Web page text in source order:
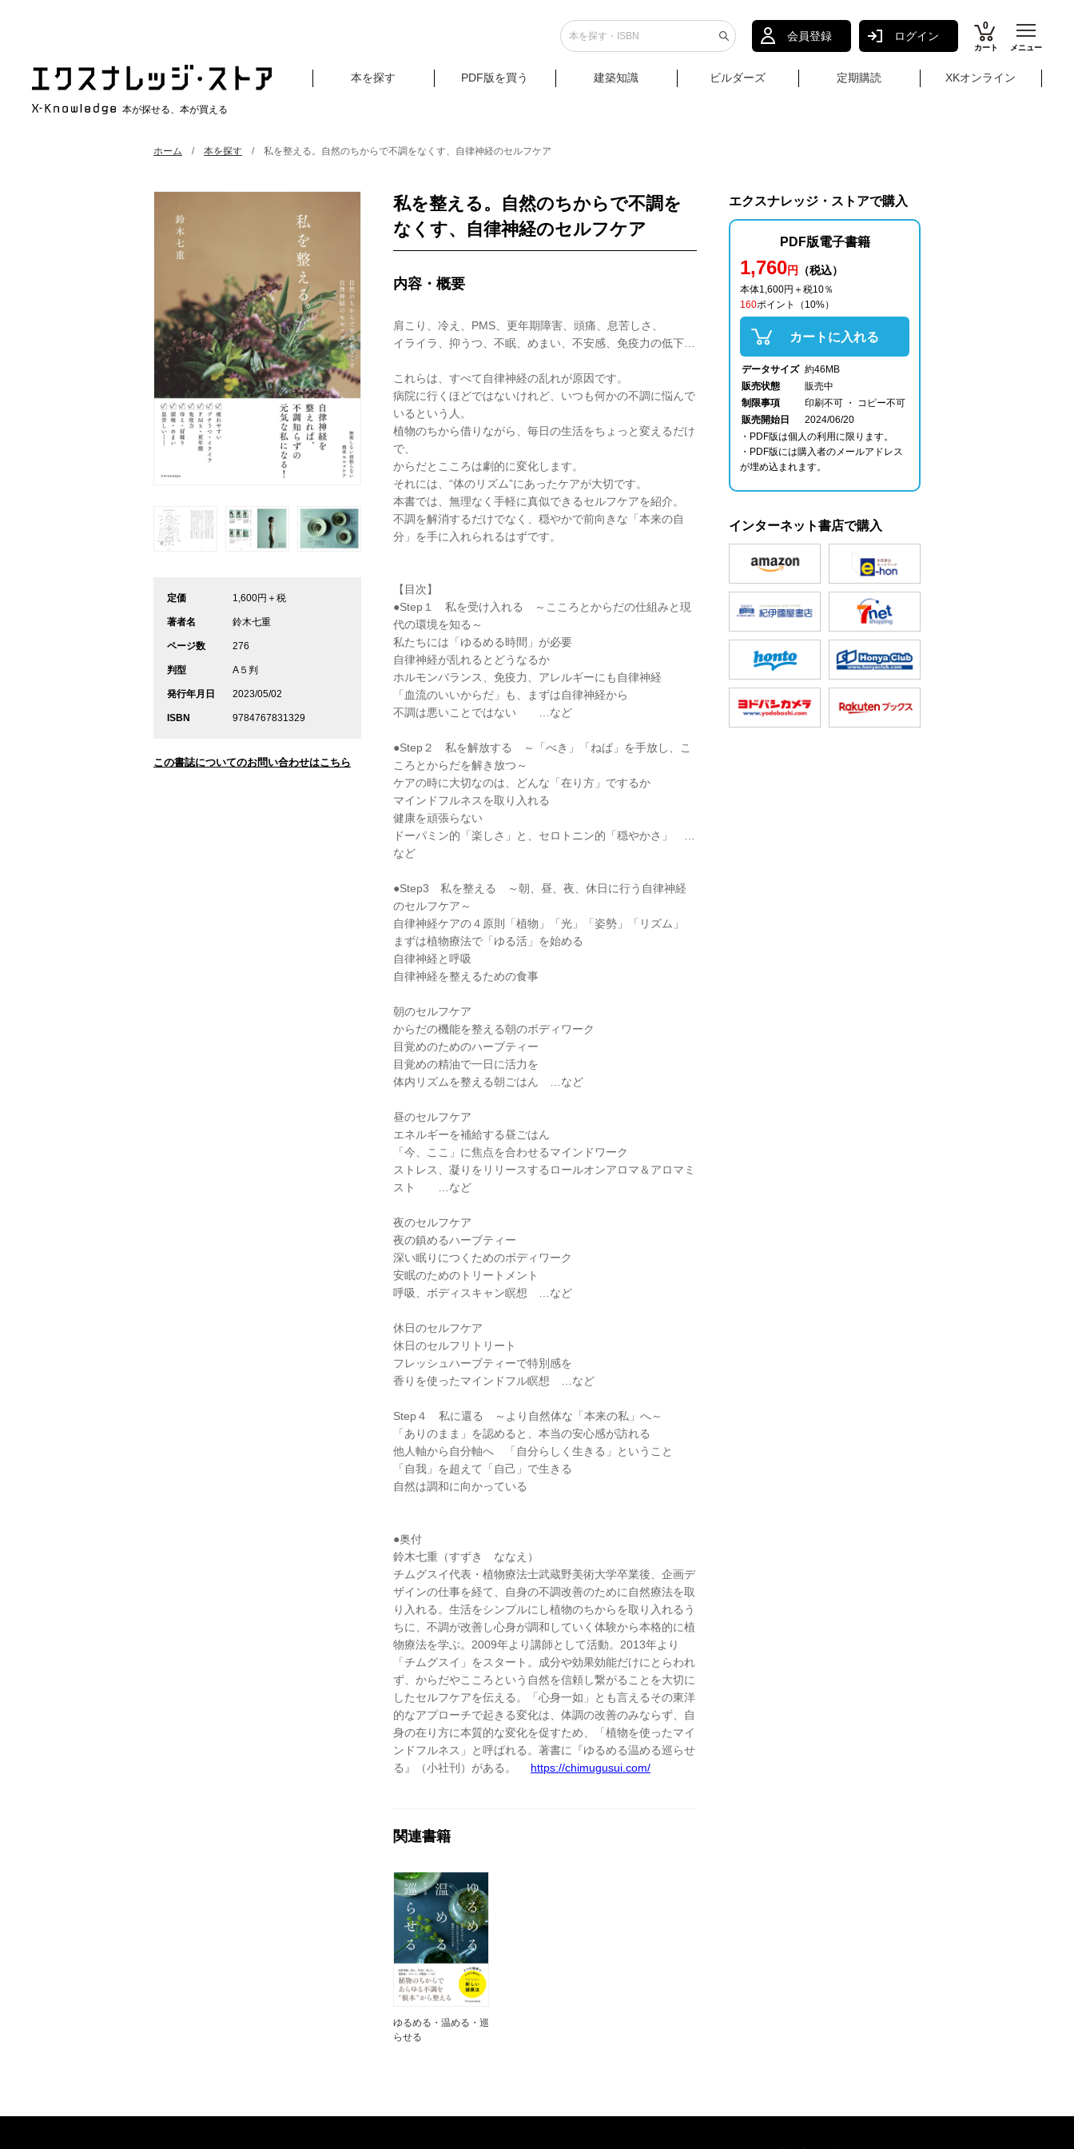
会員登録 ログイン
0
カート メニュー
本が探せる、本が買える
本を探す PDF版を買う 建築知識 ビルダーズ 定期購読 XKオンライン
ホーム 本を探す 私を整える。自然のちからで不調をなくす、自律神経のセルフケア
定価 1,600円＋税
著者名 鈴木七重
ページ数 276
判型 A５判
発行年月日 2023/05/02
ISBN 9784767831329
この書誌についてのお問い合わせはこちら
私を整える。自然のちからで不調を
なくす、自律神経のセルフケア
内容・概要
肩こり、冷え、PMS、更年期障害、頭痛、息苦しさ、
イライラ、抑うつ、不眠、めまい、不安感、免疫力の低下…
これらは、すべて自律神経の乱れが原因です。
病院に行くほどではないけれど、いつも何かの不調に悩んで
いるという人。
植物のちから借りながら、毎日の生活をちょっと変えるだけ
で、
からだとこころは劇的に変化します。
それには、“体のリズム”にあったケアが大切です。
本書では、無理なく手軽に真似できるセルフケアを紹介。
不調を解消するだけでなく、穏やかで前向きな「本来の自
分」を手に入れられるはずです。
【目次】
●Step１ 私を受け入れる ～こころとからだの仕組みと現
代の環境を知る～
私たちには「ゆるめる時間」が必要
自律神経が乱れるとどうなるか
ホルモンバランス、免疫力、アレルギーにも自律神経
「血流のいいからだ」も、まずは自律神経から
不調は悪いことではない …など
●Step２ 私を解放する ～「べき」「ねば」を手放し、こ
ころとからだを解き放つ～
ケアの時に大切なのは、どんな「在り方」でするか
マインドフルネスを取り入れる
健康を頑張らない
ドーパミン的「楽しさ」と、セロトニン的「穏やかさ」 …
など
●Step3 私を整える ～朝、昼、夜、休日に行う自律神経
のセルフケア～
自律神経ケアの４原則「植物」「光」「姿勢」「リズム」
まずは植物療法で「ゆる活」を始める
自律神経と呼吸
自律神経を整えるための食事
朝のセルフケア
からだの機能を整える朝のボディワーク
目覚めのためのハーブティー
目覚めの精油で一日に活力を
体内リズムを整える朝ごはん …など
昼のセルフケア
エネルギーを補給する昼ごはん
「今、ここ」に焦点を合わせるマインドワーク
ストレス、凝りをリリースするロールオンアロマ＆アロマミ
スト …など
夜のセルフケア
夜の鎮めるハーブティー
深い眠りにつくためのボディワーク
安眠のためのトリートメント
呼吸、ボディスキャン瞑想 …など
休日のセルフケア
休日のセルフリトリート
フレッシュハーブティーで特別感を
香りを使ったマインドフル瞑想 …など
Step４ 私に還る ～より自然体な「本来の私」へ～
「ありのまま」を認めると、本当の安心感が訪れる
他人軸から自分軸へ 「自分らしく生きる」ということ
「自我」を超えて「自己」で生きる
自然は調和に向かっている
●奥付
鈴木七重（すずき ななえ）
チムグスイ代表・植物療法士武蔵野美術大学卒業後、企画デ
ザインの仕事を経て、自身の不調改善のために自然療法を取
り入れる。生活をシンプルにし植物のちからを取り入れるう
ちに、不調が改善し心身が調和していく体験から本格的に植
物療法を学ぶ。2009年より講師として活動。2013年より
「チムグスイ」をスタート。成分や効果効能だけにとらわれ
ず、からだやこころという自然を信頼し繋がることを大切に
したセルフケアを伝える。「心身一如」とも言えるその東洋
的なアプローチで起きる変化は、体調の改善のみならず、自
身の在り方に本質的な変化を促すため、「植物を使ったマイ
ンドフルネス」と呼ばれる。著書に『ゆるめる温める巡らせ
る』（小社刊）がある。 https://chimugusui.com/
関連書籍
ゆるめる・温める・巡
らせる
エクスナレッジ・ストアで購入
PDF版電子書籍
1,760円 （税込）
本体1,600円＋税10％
160ポイント （10%）
カートに入れる
データサイズ 約46MB
販売状態
販売中
制限事項
印刷不可 ・ コピー不可
販売開始日
2024/06/20
・PDF版は個人の利用に限ります。
・PDF版には購入者のメールアドレス
が埋め込まれます。
インターネット書店で購入